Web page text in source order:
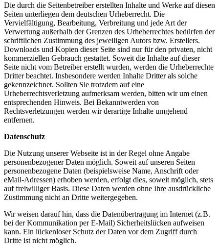
Die durch die Seitenbetreiber erstellten Inhalte und Werke auf diesen
Seiten unterliegen dem deutschen Urheberrecht. Die
Vervielfältigung, Bearbeitung, Verbreitung und jede Art der
Verwertung außerhalb der Grenzen des Urheberrechtes bedürfen der
schriftlichen Zustimmung des jeweiligen Autors bzw. Erstellers.
Downloads und Kopien dieser Seite sind nur für den privaten, nicht
kommerziellen Gebrauch gestattet. Soweit die Inhalte auf dieser
Seite nicht vom Betreiber erstellt wurden, werden die Urheberrechte
Dritter beachtet. Insbesondere werden Inhalte Dritter als solche
gekennzeichnet. Sollten Sie trotzdem auf eine
Urheberrechtsverletzung aufmerksam werden, bitten wir um einen
entsprechenden Hinweis. Bei Bekanntwerden von
Rechtsverletzungen werden wir derartige Inhalte umgehend
entfernen.
Datenschutz
Die Nutzung unserer Webseite ist in der Regel ohne Angabe
personenbezogener Daten möglich. Soweit auf unseren Seiten
personenbezogene Daten (beispielsweise Name, Anschrift oder
eMail-Adressen) erhoben werden, erfolgt dies, soweit möglich, stets
auf freiwilliger Basis. Diese Daten werden ohne Ihre ausdrückliche
Zustimmung nicht an Dritte weitergegeben.
Wir weisen darauf hin, dass die Datenübertragung im Internet (z.B.
bei der Kommunikation per E-Mail) Sicherheitslücken aufweisen
kann. Ein lückenloser Schutz der Daten vor dem Zugriff durch
Dritte ist nicht möglich.